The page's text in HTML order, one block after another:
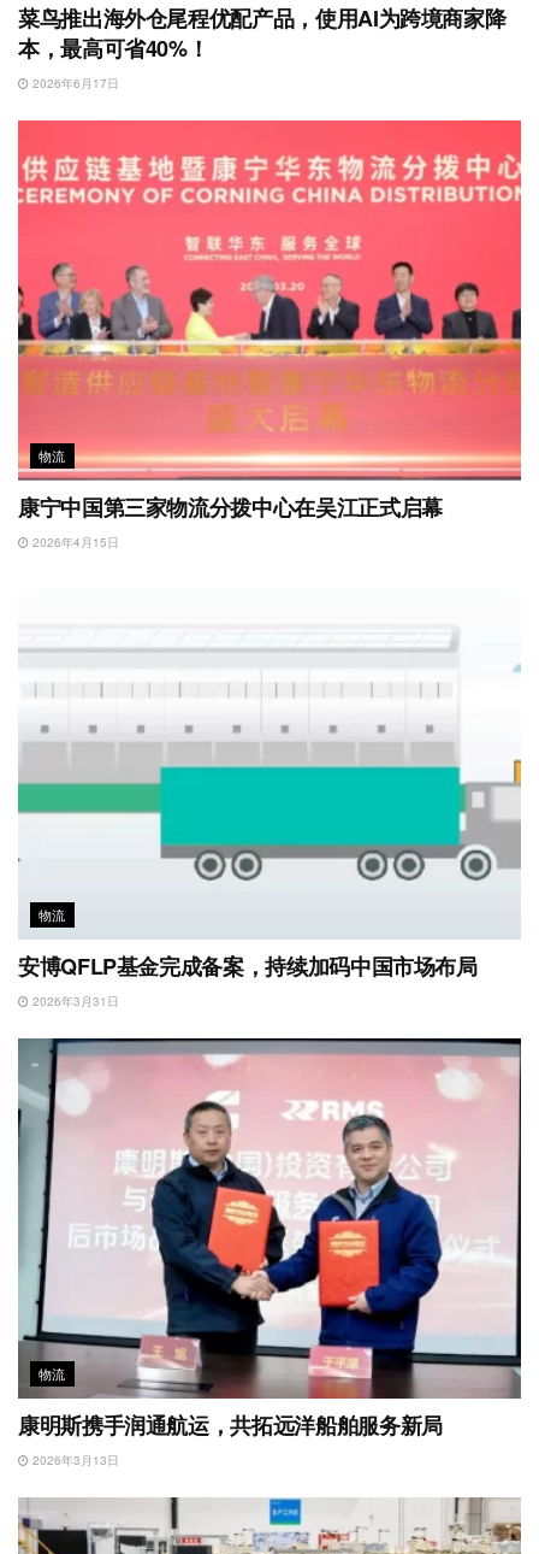
菜鸟推出海外仓尾程优配产品，使用AI为跨境商家降
本，最高可省40%！
2026年6月17日
物流
康宁中国第三家物流分拨中心在吴江正式启幕
2026年4月15日
物流
安博QFLP基金完成备案，持续加码中国市场布局
2026年3月31日
物流
康明斯携手润通航运，共拓远洋船舶服务新局
2026年3月13日